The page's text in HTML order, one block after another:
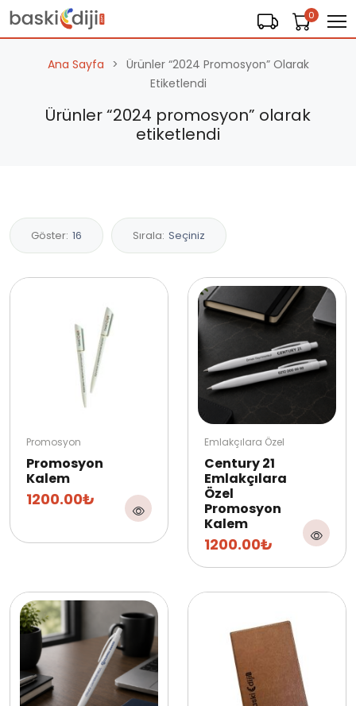
0
Ana Sayfa
Ürünler “2024 Promosyon” Olarak
Etiketlendi
Ürünler “2024 promosyon” olarak
etiketlendi
Göster: 16 Sırala: Seçiniz
Promosyon
Promosyon
Kalem
1200.00₺
Emlakçılara Özel
Century 21
Emlakçılara
Özel
Promosyon
Kalem
1200.00₺